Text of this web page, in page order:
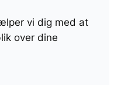
vi dig med at
over dine